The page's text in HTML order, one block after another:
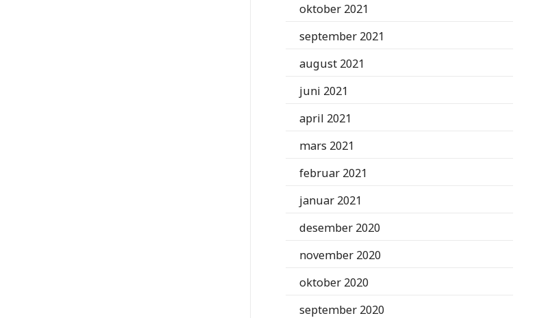
oktober 2021
september 2021
august 2021
juni 2021
april 2021
mars 2021
februar 2021
januar 2021
desember 2020
november 2020
oktober 2020
september 2020